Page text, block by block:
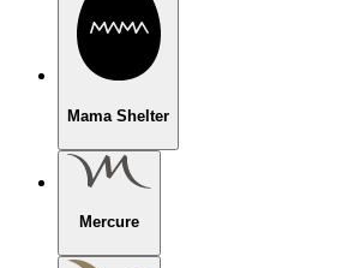
Mama Shelter
Mercure